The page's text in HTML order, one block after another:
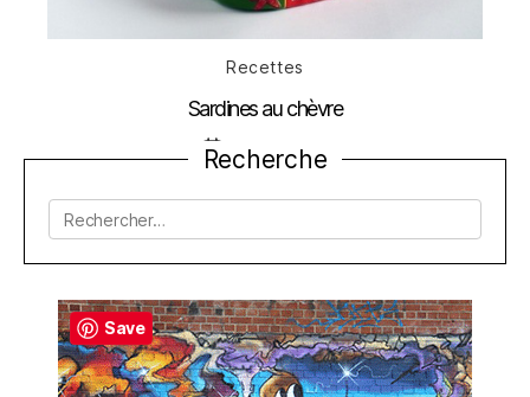
Catégories
Recettes
Sardines au chèvre
Date
de
6 octobre 2011
Recherche
Rechercher :
Save